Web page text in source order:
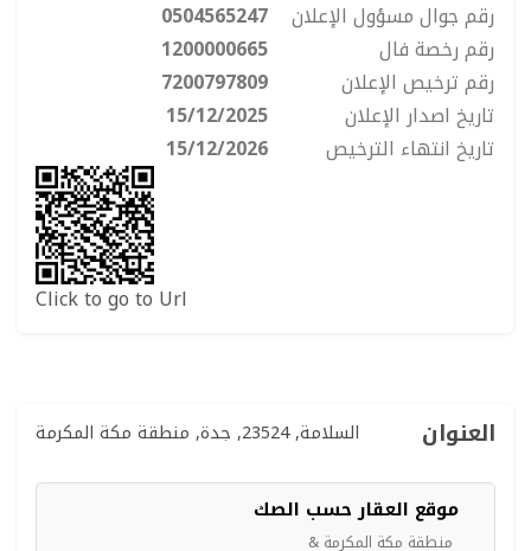
رقم جوال مسؤول الإعلان
0504565247
رقم رخصة فال
1200000665
رقم ترخيص الإعلان
7200797809
تاريخ اصدار الإعلان
15/12/2025
تاريخ انتهاء الترخيص
15/12/2026
Click to go to Url
العنوان السلامة, 23524, جدة, منطقة مكة المكرمة
موقع العقار حسب الصك
منطقة مكة المكرمة &